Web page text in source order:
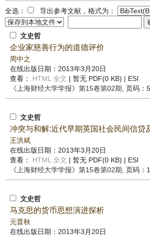
全选：
导出参考文献，格式为：
文史哲
企业家慈善行为的道德评价
周中之
在线出版日期：2013年3月20日
查看： HTML 全文 | 暂无 PDF(0 KB) | ESI
《上海财经大学学报》 第15卷第02期 , 页码：
文史哲
冲突与和解:近代早期英国社会民间信贷
王洪斌
在线出版日期：2013年3月20日
查看： HTML 全文 | 暂无 PDF(0 KB) | ESI
《上海财经大学学报》 第15卷第02期 , 页码
文史哲
马克思的货币思想演进探析
元晋秋
在线出版日期：2013年3月20日